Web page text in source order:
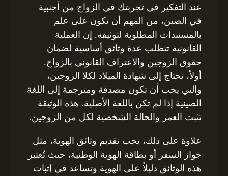
عند التفكير في تجربتك في الزواج من أجنبية
في الصين، من المهم أن تكون على علم
بالمستندات المطلوبة لتوثيقه. إن العملية
القانونية تتطلب عدة وثائق أساسية لضمان
حقوق الزوجين والاعتراف القانوني بالزواج.
أولاً، تحتاج إلى شهادة الميلاد لكلا الزوجين،
والتي يجب أن تكون مصدقة ومترجمة إلى اللغة
الصينية إذا لم تكن باللغة الأصلية. هذه الوثيقة
تثبت العمر والحالة الشخصية لكل من الزوجين.
علاوة على ذلك، يجب تقديم وثائق الهوية، مثل
جواز السفر أو بطاقة الهوية الوطنية، حيث تُعتبر
هذه الوثائق دليلاً على الهوية وتساعد في إثبات